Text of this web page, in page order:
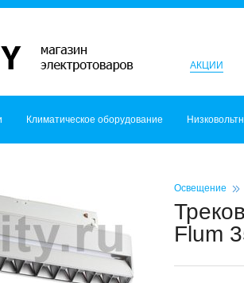
АКЦИИ
Климатическое оборудование
Освещение
Flum